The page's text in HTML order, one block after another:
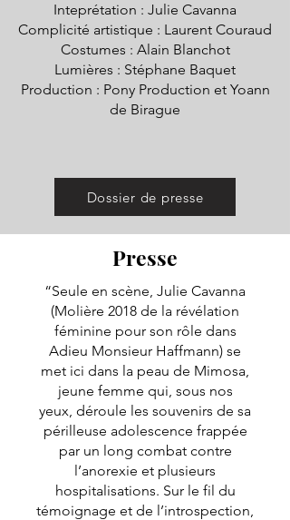
Inteprétation : Julie Cavanna
Complicité artistique : Laurent Couraud
Costumes : Alain Blanchot
Lumières : Stéphane Baquet
Production : Pony Production et Yoann
de Birague
Dossier de presse
Presse
“Seule en scène, Julie Cavanna
(Molière 2018 de la révélation
féminine pour son rôle dans
Adieu Monsieur Haffmann) se
met ici dans la peau de Mimosa,
jeune femme qui, sous nos
yeux, déroule les souvenirs de sa
périlleuse adolescence frappée
par un long combat contre
l’anorexie et plusieurs
hospitalisations. Sur le fil du
témoignage et de l’introspection,